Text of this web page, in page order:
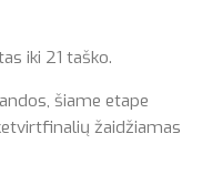
iki 21 taško.
šiame etape
žaidžiamas